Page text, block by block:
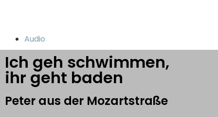
Audio
Ich geh schwimmen,
ihr geht baden
Peter aus der Mozartstraße